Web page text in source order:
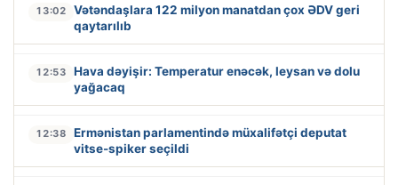
13:02
Vətəndaşlara 122 milyon manatdan çox ƏDV geri
qaytarılıb
12:53
Hava dəyişir: Temperatur enəcək, leysan və dolu
yağacaq
12:38
Ermənistan parlamentində müxalifətçi deputat
vitse-spiker seçildi